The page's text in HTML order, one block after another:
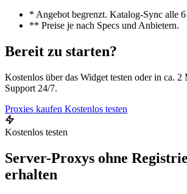
* Angebot begrenzt. Katalog-Sync alle 6
** Preise je nach Specs und Anbietern.
Bereit zu starten?
Kostenlos über das Widget testen oder in ca.
Support 24/7.
Proxies kaufen Kostenlos testen
Kostenlos testen
Server-Proxys ohne
erhalten